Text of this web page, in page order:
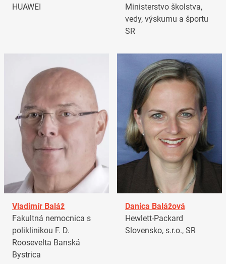
HUAWEI
Ministerstvo školstva,
vedy, výskumu a športu
SR
Vladimír Baláž
Fakultná nemocnica s
poliklinikou F. D.
Roosevelta Banská
Bystrica
Danica Balážová
Hewlett-Packard
Slovensko, s.r.o., SR